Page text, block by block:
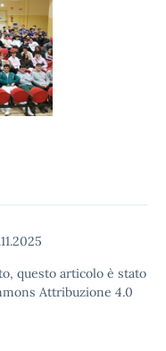
questo articolo è stato
Attribuzione 4.0